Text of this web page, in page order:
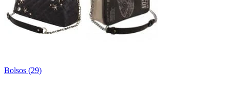
Bolsos (29)